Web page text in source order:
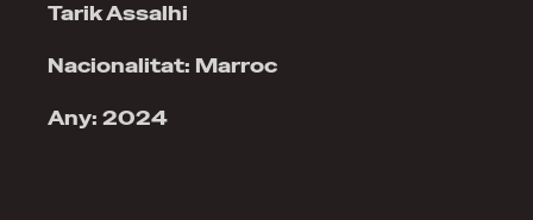
Tarik Assalhi
Nacionalitat: Marroc
Any: 2024